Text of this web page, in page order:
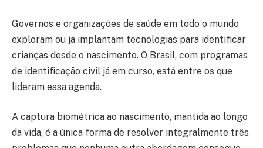
Governos e organizações de saúde em todo o mundo
exploram ou já implantam tecnologias para identificar
crianças desde o nascimento. O Brasil, com programas
de identificação civil já em curso, está entre os que
lideram essa agenda.
A captura biométrica ao nascimento, mantida ao longo
da vida, é a única forma de resolver integralmente três